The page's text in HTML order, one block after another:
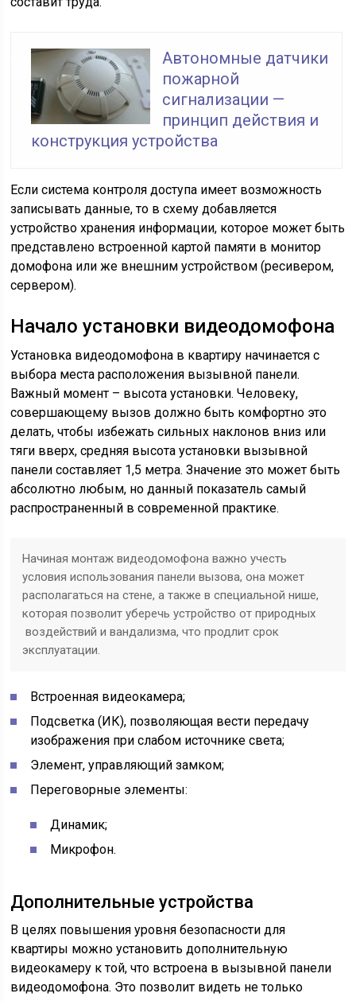
Автономные датчики
пожарной
сигнализации —
принцип действия и
конструкция устройства
Если система контроля доступа имеет возможность
записывать данные, то в схему добавляется
устройство хранения информации, которое может быть
представлено встроенной картой памяти в монитор
домофона или же внешним устройством (ресивером,
сервером).
Начало установки видеодомофона
Установка видеодомофона в квартиру начинается с
выбора места расположения вызывной панели.
Важный момент – высота установки. Человеку,
совершающему вызов должно быть комфортно это
делать, чтобы избежать сильных наклонов вниз или
тяги вверх, средняя высота установки вызывной
панели составляет 1,5 метра. Значение это может быть
абсолютно любым, но данный показатель самый
распространенный в современной практике.
Начиная монтаж видеодомофона важно учесть
условия использования панели вызова, она может
располагаться на стене, а также в специальной нише,
которая позволит уберечь устройство от природных
воздействий и вандализма, что продлит срок
эксплуатации.
Встроенная видеокамера;
Подсветка (ИК), позволяющая вести передачу
изображения при слабом источнике света;
Элемент, управляющий замком;
Переговорные элементы:
Динамик;
Микрофон.
Дополнительные устройства
В целях повышения уровня безопасности для
квартиры можно установить дополнительную
видеокамеру к той, что встроена в вызывной панели
видеодомофона. Это позволит видеть не только